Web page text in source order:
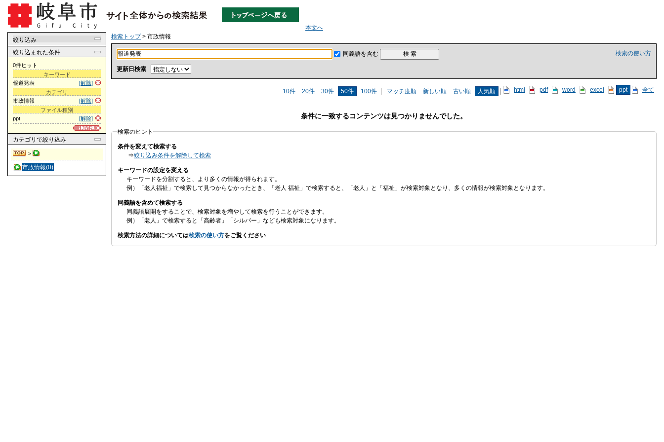
本文へ
絞り込み
絞り込まれた条件
0件ヒット
キーワード
[解除]
報道発表
カテゴリ
[解除]
市政情報
ファイル種別
[解除]
ppt
カテゴリ で絞り込み
>
市政情報(0)
検索トップ> 市政情報
検索の使い方
同義語を含む
更新日検索
10件 20件 30件 50件 100件 マッチ度順 新しい順 古い順 人気順 html pdf word excel ppt 全て
条件に一致するコンテンツは見つかりませんでした。
検索のヒント
条件を変えて検索する
⇒絞り込み条件を解除して検索
キーワードの設定を変える
キーワードを分割すると、より多くの情報が得られます。
例）「老人福祉」で検索して見つからなかったとき、「老人 福祉」で検索すると、「老人」と「福祉」が検索対象となり、多くの情報が検索対象となります。
同義語を含めて検索する
同義語展開をすることで、検索対象を増やして検索を行うことができます。
例）「老人」で検索すると「高齢者」「シルバー」なども検索対象になります。
検索方法の詳細については検索の使い方をご覧ください